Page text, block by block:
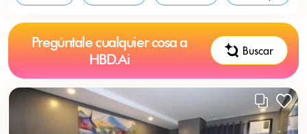
Pregúntale cualquier cosa a
HBD.Ai
Buscar